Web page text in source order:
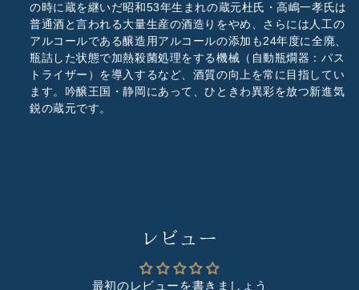
の時に蔵を継いだ昭和53年生まれの蔵元杜氏・高嶋一孝氏は
普通酒と言われる大量生産の酒造りをやめ、さらには人工の
アルコールである醸造用アルコールの添加も24年度に全廃、
瓶詰した状態で加熱殺菌処理をする機械（自動瓶燗器：パス
トライザー）を導入するなど、酒質の向上を常に目指してい
ます。吟醸王国・静岡にあって、ひときわ異彩を放つ新進気
鋭の蔵元です。
レビュー
最初のレビューを書きましょう